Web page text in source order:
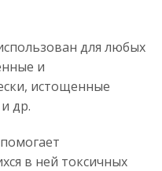
для любых
и
истощенные
др.
в ней токсичных